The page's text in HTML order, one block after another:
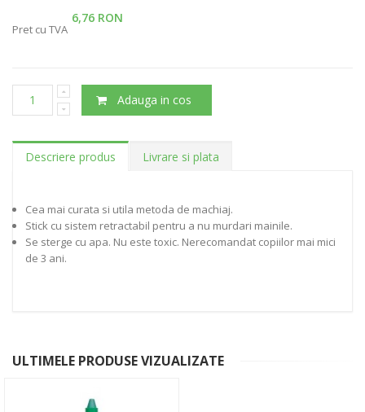
6,76 RON
Pret cu TVA
Adauga in cos
Descriere produs Livrare si plata
Cea mai curata si utila metoda de machiaj.
Stick cu sistem retractabil pentru a nu murdari mainile.
Se sterge cu apa. Nu este toxic. Nerecomandat copiilor mai mici
de 3 ani.
ULTIMELE PRODUSE VIZUALIZATE